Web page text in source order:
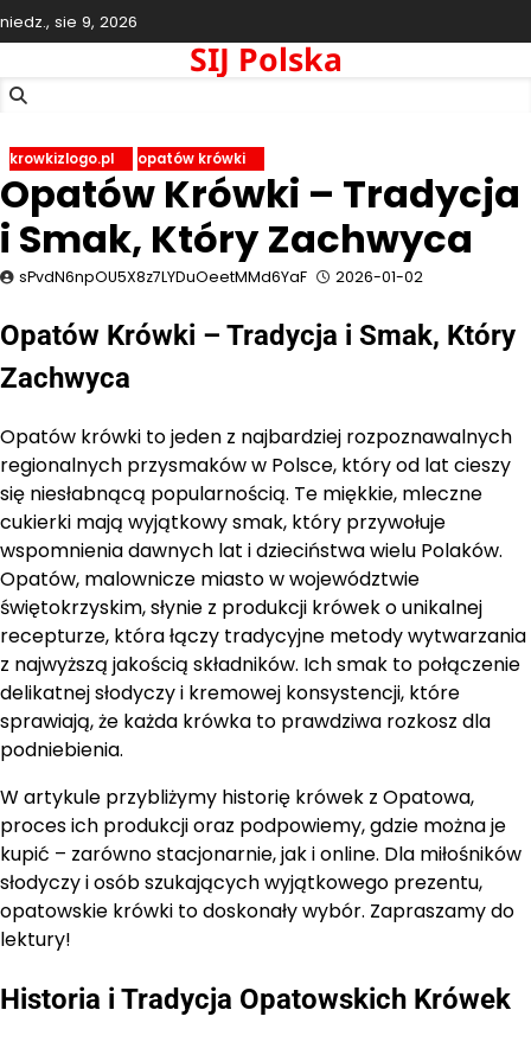
Skip
to
niedz., sie 9, 2026
SIJ Polska
krowkizlogo.pl opatów krówki
Opatów Krówki – Tradycja
i Smak, Który Zachwyca
sPvdN6npOU5X8z7LYDuOeetMMd6YaF 2026-01-02
Opatów Krówki – Tradycja i Smak, Który
Zachwyca
Opatów krówki to jeden z najbardziej rozpoznawalnych
regionalnych przysmaków w Polsce, który od lat cieszy
się niesłabnącą popularnością. Te miękkie, mleczne
cukierki mają wyjątkowy smak, który przywołuje
wspomnienia dawnych lat i dzieciństwa wielu Polaków.
Opatów, malownicze miasto w województwie
świętokrzyskim, słynie z produkcji krówek o unikalnej
recepturze, która łączy tradycyjne metody wytwarzania
z najwyższą jakością składników. Ich smak to połączenie
delikatnej słodyczy i kremowej konsystencji, które
sprawiają, że każda krówka to prawdziwa rozkosz dla
podniebienia.
W artykule przybliżymy historię krówek z Opatowa,
proces ich produkcji oraz podpowiemy, gdzie można je
kupić – zarówno stacjonarnie, jak i online. Dla miłośników
słodyczy i osób szukających wyjątkowego prezentu,
opatowskie krówki to doskonały wybór. Zapraszamy do
lektury!
Historia i Tradycja Opatowskich Krówek